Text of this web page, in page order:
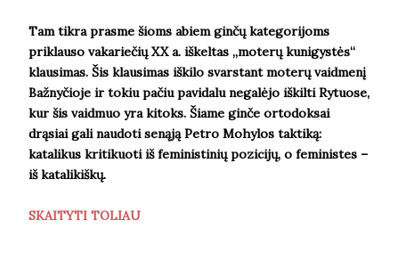
Tam tikra prasme šioms abiem ginčų kategorijoms
priklauso vakariečių XX a. iškeltas „moterų kunigystės“
klausimas. Šis klausimas iškilo svarstant moterų vaidmenį
Bažnyčioje ir tokiu pačiu pavidalu negalėjo iškilti Rytuose,
kur šis vaidmuo yra kitoks. Šiame ginče ortodoksai
drąsiai gali naudoti senąją Petro Mohylos taktiką:
katalikus kritikuoti iš feministinių pozicijų, o feministes –
iš katalikiškų.
SKAITYTI TOLIAU